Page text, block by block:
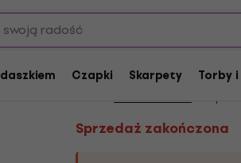
Czapki Skarpety Torby
Sprzedaż zakończona
Black Sabbath Us
Kod
Sprzedaż zakończona